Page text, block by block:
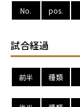
No. pos.
試合経過
前半 種類